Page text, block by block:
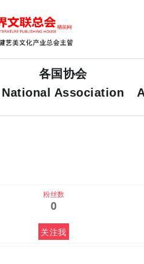
各国协会
National Association
粉丝数
0
关注我